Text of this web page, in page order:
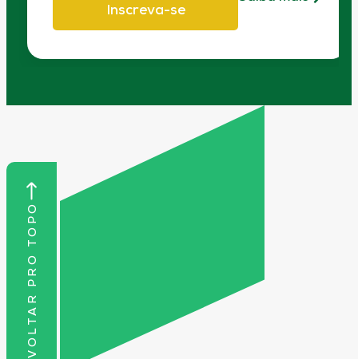
Inscreva-se
VOLTAR PRO TOPO